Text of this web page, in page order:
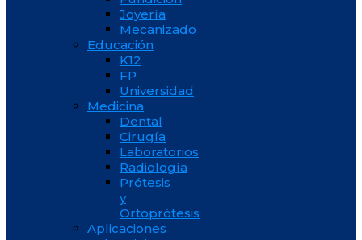
Joyería
Mecanizado
Educación
K12
FP
Universidad
Medicina
Dental
Cirugía
Laboratorios
Radiología
Prótesis
y
Ortoprótesis
Aplicaciones